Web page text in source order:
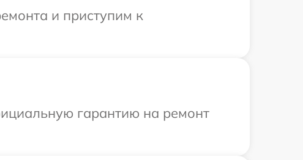
и приступим к
гарантию на ремонт